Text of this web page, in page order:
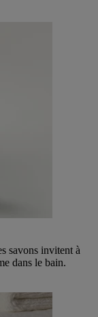
savons invitent à
dans le bain.